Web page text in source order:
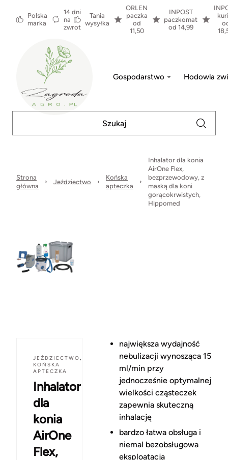
Polska
marka
14 dni
na
zwrot
Tania
wysyłka
ORLEN
paczka
od
11,50
INPOST
paczkomat
od 14,99
Gospodarstwo Hodowla
Strona
główna
Jeździectwo
Końska
apteczka
Inhalator dla konia
AirOne Flex,
bezprzewodowy, z
maską dla koni
gorącokrwistych,
Hippomed
JEŹDZIECTWO,
KOŃSKA
APTECZKA
Inhalator
dla
konia
AirOne
Flex,
największa wydajność
nebulizacji wynosząca 15
ml/min przy
jednocześnie optymalnej
wielkości cząsteczek
zapewnia skuteczną
inhalację
bardzo łatwa obsługa i
niemal bezobsługowa
eksploatacja